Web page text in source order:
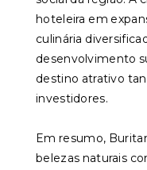
hoteleira em
culinária
desenvolvimento
destino atrativo
investidores.
Em resumo,
belezas naturais